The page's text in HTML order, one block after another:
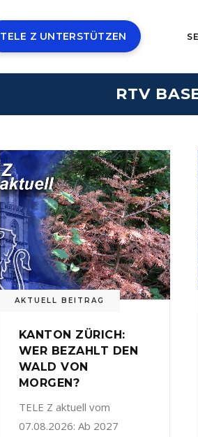
TELE Z UNTERSTÜTZEN
RTV
AKTUELL BEITRAG
KANTON ZÜRICH:
WER BEZAHLT DEN
WALD VON
MORGEN?
TELE Z aktuell vom
07.08.2026: Ab 2027